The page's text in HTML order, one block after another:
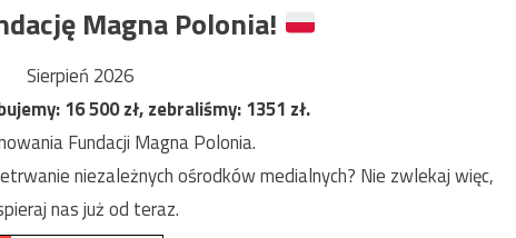
Magna Polonia!
Sierpień 2026
16 500zł, zebraliśmy:1351 zł.
Fundacji Magna Polonia.
niezależnych ośrodków medialnych? Nie zwlekaj więc,
nas już od teraz.